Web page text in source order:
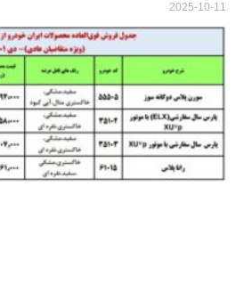
2025-10-11